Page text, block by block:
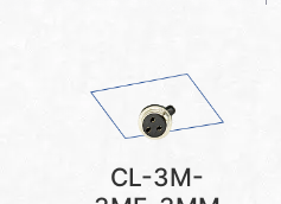
CL-3M-